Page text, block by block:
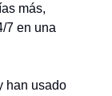
más,
7 en una
han usado